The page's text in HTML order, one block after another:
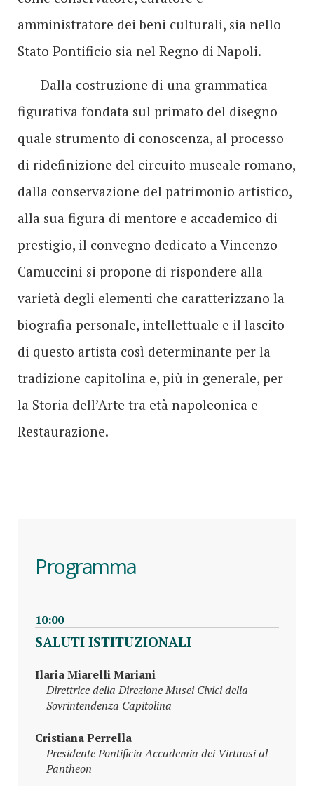
amministratore dei beni culturali, sia nello
Stato Pontificio sia nel Regno di Napoli.
Dalla costruzione di una grammatica
figurativa fondata sul primato del disegno
quale strumento di conoscenza, al processo
di ridefinizione del circuito museale romano,
dalla conservazione del patrimonio artistico,
alla sua figura di mentore e accademico di
prestigio, il convegno dedicato a Vincenzo
Camuccini si propone di rispondere alla
varietà degli elementi che caratterizzano la
biografia personale, intellettuale e il lascito
di questo artista così determinante per la
tradizione capitolina e, più in generale, per
la Storia dell’Arte tra età napoleonica e
Restaurazione.
Programma
10:00
SALUTI ISTITUZIONALI
Ilaria Miarelli Mariani
Direttrice della Direzione Musei Civici della
Sovrintendenza Capitolina
Cristiana Perrella
Presidente Pontificia Accademia dei Virtuosi al
Pantheon